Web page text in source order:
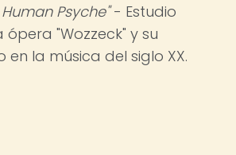
Psyche"- Estudio
ópera "Wozzeck" y su
en la música del siglo XX.